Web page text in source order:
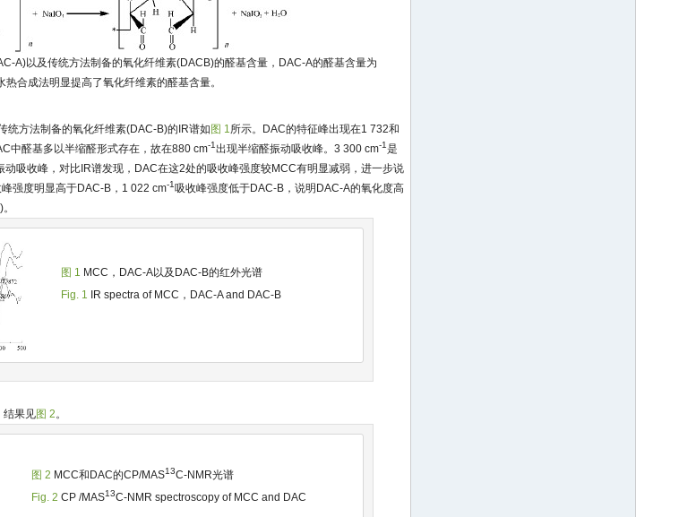
A)以及传统方法制备的氧化纤维素(DACB)的醛基含量，DAC-A的醛基含量为
合成法明显提高了氧化纤维素的醛基含量。
统方法制备的氧化纤维素(DAC-B)的IR谱如 图 1所示。DAC的特征峰出现在1 732和
中醛基多以半缩醛形式存在，故在880 cm-1 出现半缩醛振动吸收峰。3 300 cm-1 是
吸收峰，对比IR谱发现，DAC在这2处的吸收峰强度较MCC有明显减弱，进一步说
强度明显高于DAC-B，1 022 cm-1吸收峰强度低于DAC-B，说明DAC-A的氧化度高
)。
图 1 MCC，DAC-A以及DAC-B的红外光谱
Fig. 1
IR spectra of MCC，DAC-A and DAC-B
结果见图 2。
图 2 MCC和DAC的CP/MAS13C-NMR光谱
Fig. 2 CP /MAS13C-NMR spectroscopy of MCC and DAC